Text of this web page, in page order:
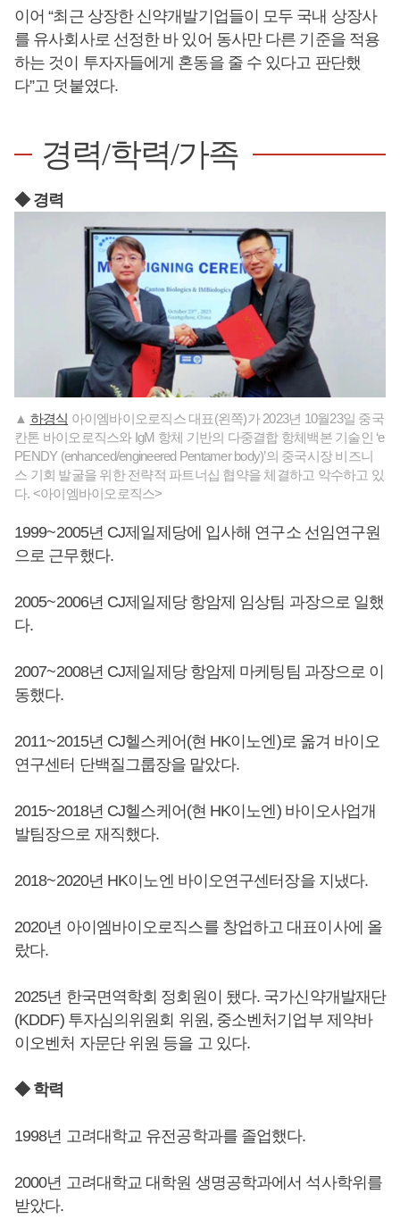
이어 “최근 상장한 신약개발기업들이 모두 국내 상장사
를 유사회사로 선정한 바 있어 동사만 다른 기준을 적용
하는 것이 투자자들에게 혼동을 줄 수 있다고 판단했
다”고 덧붙였다.
경력/학력/가족
◆ 경력
▲ 하경식 아이엠바이오로직스 대표(왼쪽)가 2023년 10월23일 중국
칸톤 바이오로직스와 IgM 항체 기반의 다중결합 항체백본 기술인 ‘e
PENDY (enhanced/engineered Pentamer body)’의 중국시장 비즈니
스 기회 발굴을 위한 전략적 파트너십 협약을 체결하고 악수하고 있
다. <아이엠바이오로직스>
1999~2005년 CJ제일제당에 입사해 연구소 선임연구원
으로 근무했다.
2005~2006년 CJ제일제당 항암제 임상팀 과장으로 일했
다.
2007~2008년 CJ제일제당 항암제 마케팅팀 과장으로 이
동했다.
2011~2015년 CJ헬스케어(현 HK이노엔)로 옮겨 바이오
연구센터 단백질그룹장을 맡았다.
2015~2018년 CJ헬스케어(현 HK이노엔) 바이오사업개
발팀장으로 재직했다.
2018~2020년 HK이노엔 바이오연구센터장을 지냈다.
2020년 아이엠바이오로직스를 창업하고 대표이사에 올
랐다.
2025년 한국면역학회 정회원이 됐다. 국가신약개발재단
(KDDF) 투자심의위원회 위원, 중소벤처기업부 제약바
이오벤처 자문단 위원 등을 고 있다.
◆ 학력
1998년 고려대학교 유전공학과를 졸업했다.
2000년 고려대학교 대학원 생명공학과에서 석사학위를
받았다.